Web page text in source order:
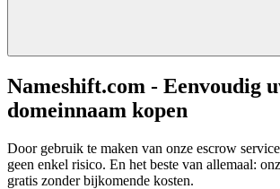
Nameshift.com - Eenvoudig
domeinnaam kopen
Door gebruik te maken van onze escrow
geen enkel risico. En het beste van allemaal:
gratis zonder bijkomende kosten.